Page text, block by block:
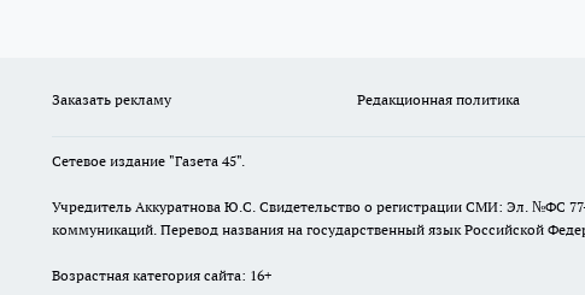
Заказать рекламу Редакционная политика
Сетевое издание "Газета 45".
Учредитель Аккуратнова Ю.С. Свидетельство о регистрации СМИ: Эл. №ФС
коммуникаций. Перевод названия на государственный язык Российской
Возрастная категория сайта: 16+